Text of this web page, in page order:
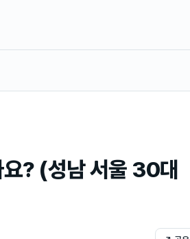
? (성남 서울 30대